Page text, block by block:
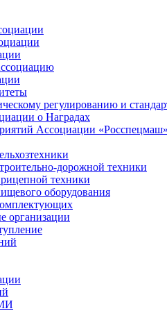
регулированию и
о Наградах
Ассоциации «Росспецмаш»
дорожной техники
техники
оборудования
организации